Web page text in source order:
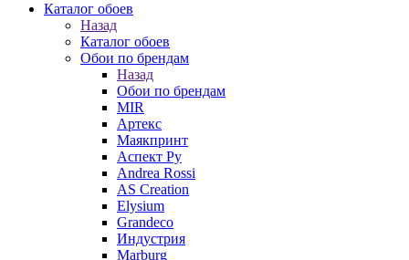
Каталог обоев
Назад
Каталог обоев
Обои по брендам
Назад
Обои по брендам
MIR
Артекс
Маякпринт
Аспект Ру
Andrea Rossi
AS Creation
Elysium
Grandeco
Индустрия
Marburg